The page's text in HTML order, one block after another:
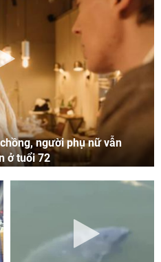
người phụ nữ vẫn
ở tuổi 72